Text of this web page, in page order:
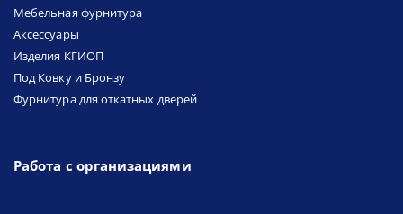
Мебельная фурнитура
Аксессуары
Изделия КГИОП
Под Ковку и Бронзу
Фурнитура для откатных дверей
Работа с организациями